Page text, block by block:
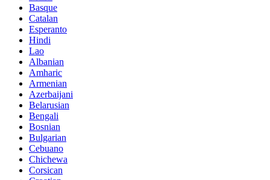
Basque
Catalan
Esperanto
Hindi
Lao
Albanian
Amharic
Armenian
Azerbaijani
Belarusian
Bengali
Bosnian
Bulgarian
Cebuano
Chichewa
Corsican